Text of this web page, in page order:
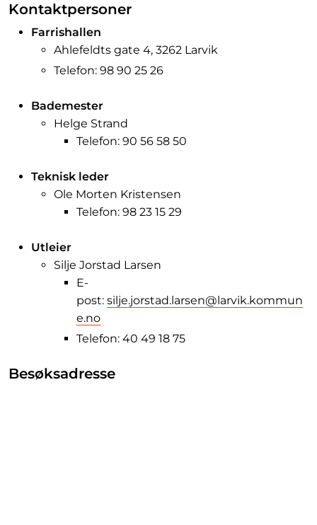
Kontaktpersoner
Farrishallen
Ahlefeldts gate 4, 3262 Larvik
Telefon: 98 90 25 26
Bademester
Helge Strand
Telefon: 90 56 58 50
Teknisk leder
Ole Morten Kristensen
Telefon: 98 23 15 29
Utleier
Silje Jorstad Larsen
E-
post: silje.jorstad.larsen@larvik.kommun
e.no
Telefon: 40 49 18 75
Besøksadresse